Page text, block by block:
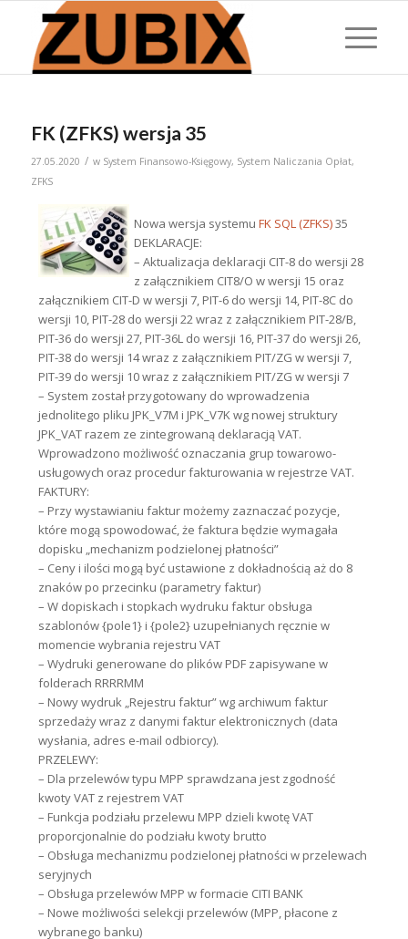
FK (ZFKS) wersja 35
27.05.2020 / w System Finansowo-Księgowy, System Naliczania Opłat,
ZFKS
Nowa wersja systemu FK SQL (ZFKS)35
DEKLARACJE:
– Aktualizacja deklaracji CIT-8 do wersji 28
z załącznikiem CIT8/O w wersji 15 oraz
załącznikiem CIT-D w wersji 7, PIT-6 do wersji 14, PIT-8C do
wersji 10, PIT-28 do wersji 22 wraz z załącznikiem PIT-28/B,
PIT-36 do wersji 27, PIT-36L do wersji 16, PIT-37 do wersji 26,
PIT-38 do wersji 14 wraz z załącznikiem PIT/ZG w wersji 7,
PIT-39 do wersji 10 wraz z załącznikiem PIT/ZG w wersji 7
– System został przygotowany do wprowadzenia
jednolitego pliku JPK_V7M i JPK_V7K wg nowej struktury
JPK_VAT razem ze zintegrowaną deklaracją VAT.
Wprowadzono możliwość oznaczania grup towarowo-
usługowych oraz procedur fakturowania w rejestrze VAT.
FAKTURY:
– Przy wystawianiu faktur możemy zaznaczać pozycje,
które mogą spowodować, że faktura będzie wymagała
dopisku „mechanizm podzielonej płatności”
– Ceny i ilości mogą być ustawione z dokładnością aż do 8
znaków po przecinku (parametry faktur)
– W dopiskach i stopkach wydruku faktur obsługa
szablonów {pole1} i {pole2} uzupełnianych ręcznie w
momencie wybrania rejestru VAT
– Wydruki generowane do plików PDF zapisywane w
folderach RRRRMM
– Nowy wydruk „Rejestru faktur” wg archiwum faktur
sprzedaży wraz z danymi faktur elektronicznych (data
wysłania, adres e-mail odbiorcy).
PRZELEWY:
– Dla przelewów typu MPP sprawdzana jest zgodność
kwoty VAT z rejestrem VAT
– Funkcja podziału przelewu MPP dzieli kwotę VAT
proporcjonalnie do podziału kwoty brutto
– Obsługa mechanizmu podzielonej płatności w przelewach
seryjnych
– Obsługa przelewów MPP w formacie CITI BANK
– Nowe możliwości selekcji przelewów (MPP, płacone z
wybranego banku)